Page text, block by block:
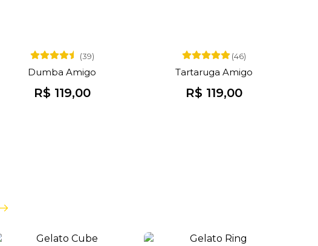
(39)
Dumba Amigo
R$ 119,00
(46)
Tartaruga Amigo
R$ 119,00